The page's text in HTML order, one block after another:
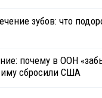
зубов: что
почему в ООН
сбросили США